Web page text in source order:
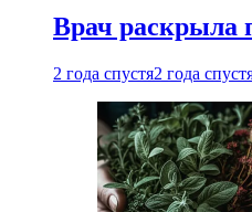
Врач раскрыла
2 года спустя2 года